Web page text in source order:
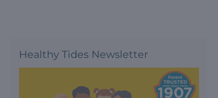
Healthy Tides Newsletter